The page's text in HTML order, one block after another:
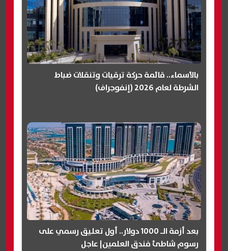
بالأسماء.. قائمة حركة ترقيات وتنقلات ضباط
الشرطة لعام 2026 (إنفوجراف)
بعد أزمة الـ 1000 دولار.. أول تعليق رسمي على
رسوم شاطئ فندق العلمين| عاجل